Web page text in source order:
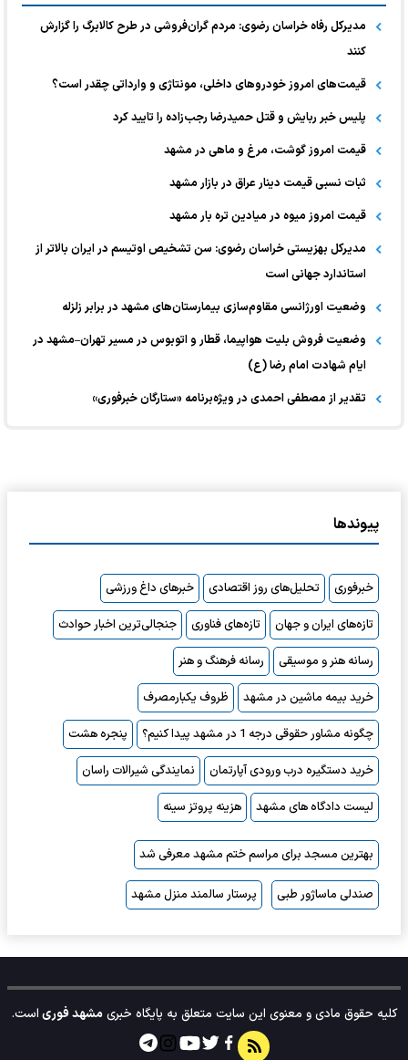
مدیرکل رفاه خراسان رضوی: مردم گران‌فروشی در طرح کالابرگ را گزارش
کنند
قیمت‌های امروز خودرو‌های داخلی، مونتاژی و وارداتی چقدر است؟
پلیس خبر ربایش و قتل حمیدرضا رجب‌زاده را تایید کرد
قیمت امروز گوشت، مرغ و ماهی در مشهد
ثبات نسبی قیمت دینار عراق در بازار مشهد
قیمت امروز میوه در میادین تره بار مشهد
مدیرکل بهزیستی خراسان رضوی: سن تشخیص اوتیسم در ایران بالاتر از
استاندارد جهانی است
وضعیت اورژانسی مقاوم‌سازی بیمارستان‌های مشهد در برابر زلزله
وضعیت فروش بلیت هواپیما، قطار و اتوبوس در مسیر تهران–مشهد در
ایام شهادت امام رضا (ع)
تقدیر از مصطفی احمدی در ویژه‌برنامه «ستارگان خبرفوری»
پیوندها
خبرفوری تحلیل‌های روز اقتصادی
خبرهای داغ ورزشی
تازه‌های ایران و جهان
تازه‌های فناوری
جنجالی‌ترین اخبار حوادث
رسانه هنر و موسیقی
رسانه فرهنگ و هنر
خرید بیمه ماشین در مشهد
ظروف یکبارمصرف
چگونه مشاور حقوقی درجه 1 در مشهد پیدا کنیم؟
پنجره هشت
خرید دستگیره درب ورودی آپارتمان
نمایندگی شیرالات راسان
لیست دادگاه های مشهد
هزینه پروتز سینه
بهترین مسجد برای مراسم ختم مشهد معرفی شد
صندلی ماساژور طبی پرستار سالمند منزل مشهد
کلیه حقوق مادی و معنوی این سایت متعلق به پایگاه خبریمشهد فوریاست.